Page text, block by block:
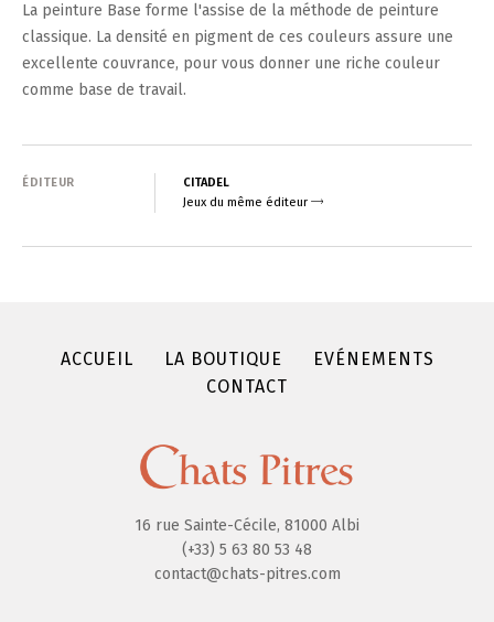
La peinture Base forme l'assise de la méthode de peinture
classique. La densité en pigment de ces couleurs assure une
excellente couvrance, pour vous donner une riche couleur
comme base de travail.
ÉDITEUR
CITADEL
Jeux du même éditeur
ACCUEIL LA BOUTIQUE
EVÉNEMENTS
CONTACT
16 rue Sainte-Cécile, 81000 Albi
(+33) 5 63 80 53 48
contact@chats-pitres.com